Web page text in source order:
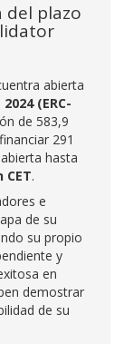
del plazo
abierta
(ERC-
de 583,9
291
hasta
CET.
e
de su
su propio
y
en
demostrar
de su